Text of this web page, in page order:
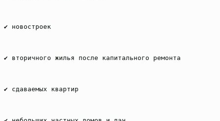
✔ новостроек
✔ вторичного жилья после капитального ремонта
✔ сдаваемых квартир